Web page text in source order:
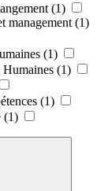
(1)
management (1)
(1)
Humaines (1)
(1)
(1)